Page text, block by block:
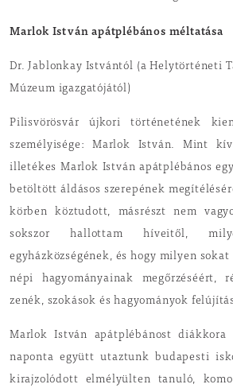
Marlok István apátplébános méltatása
Dr. Jablonkay Istvántól (a Helytörténeti
Múzeum igazgatójától)
Pilisvörösvár újkori történetének
személyisége: Marlok István. Mint
illetékes Marlok István apátplébános
betöltött áldásos szerepének
körben köztudott, másrészt nem
sokszor hallottam híveitől,
egyházközségének, és hogy milyen
népi hagyományainak megőrzéséért,
zenék, szokások és hagyományok
Marlok István apátplébánost diákkora
naponta együtt utaztunk budapesti
kirajzolódott elmélyülten tanuló,